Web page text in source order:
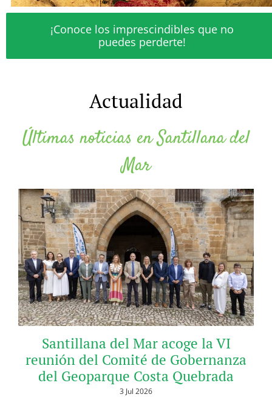
¡Conoce los imprescindibles que no
puedes perderte!
Actualidad
Últimas noticias en Santillana del
Mar
Santillana del Mar acoge la VI
reunión del Comité de Gobernanza
del Geoparque Costa Quebrada
3 Jul 2026